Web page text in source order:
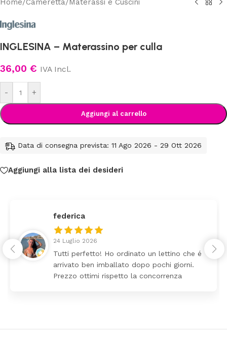
Home/Cameretta/Materassi e Cuscini
INGLESINA – Materassino per culla
36,00 € IVA Incl.
- +
Aggiungi al carrello
Data di consegna prevista: 11 Ago 2026 - 29 Ott 2026
Aggiungi alla lista dei desideri
federica
24 Luglio 2026
Tutti perfetto! Ho ordinato un lettino che é
arrivato ben imballato dopo pochi giorni.
Prezzo ottimi rispetto la concorrenza